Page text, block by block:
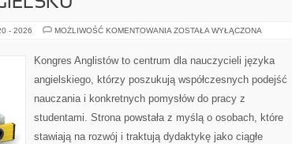
- 2026 MOŻLIWOŚĆ KOMENTOWANIA PISANIE
ZOSTAŁA WYŁĄCZONA
Kongres Anglistów to centrum dla nauczycieli języka
angielskiego, którzy poszukują współczesnych podejść
nauczania i konkretnych pomysłów do pracy z
studentami. Strona powstała z myślą o osobach, które
stawiają na rozwój i traktują dydaktykę jako ciągłe